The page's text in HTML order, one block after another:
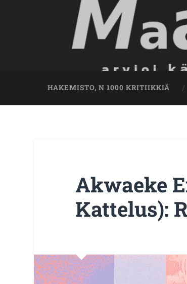
HAKEMISTO, N 1000 KRITIIKKIÄ
Akwaeke
Kattelus):